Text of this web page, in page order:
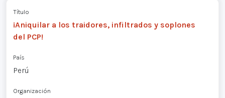
Título
¡Aniquilar a los traidores, infiltrados y soplones
del PCP!
País
Perú
Organización